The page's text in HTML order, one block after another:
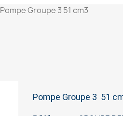
Pompe Groupe 3 51 cm3
Pompe Groupe 3 51